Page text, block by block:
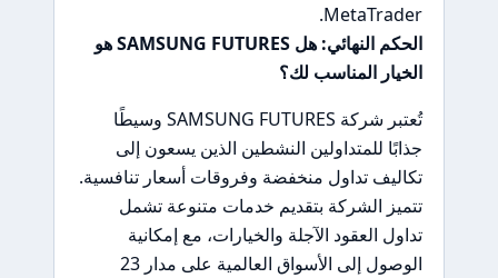
MetaTrader.
الحكم النهائي: هل SAMSUNG FUTURES هو
الخيار المناسب لك؟
تُعتبر شركة SAMSUNG FUTURES وسيطًا
جذابًا للمتداولين النشطين الذين يسعون إلى
تكاليف تداول منخفضة وفروقات أسعار تنافسية.
تتميز الشركة بتقديم خدمات متنوعة تشمل
تداول العقود الآجلة والخيارات، مع إمكانية
الوصول إلى الأسواق العالمية على مدار 23